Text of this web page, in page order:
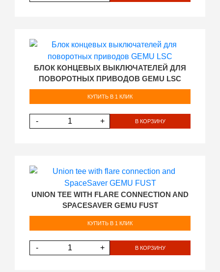
БЛОК КОНЦЕВЫХ ВЫКЛЮЧАТЕЛЕЙ ДЛЯ
ПОВОРОТНЫХ ПРИВОДОВ GEMU LSC
КУПИТЬ В 1 КЛИК
- + В КОРЗИНУ
UNION TEE WITH FLARE CONNECTION AND
SPACESAVER GEMU FUST
КУПИТЬ В 1 КЛИК
- + В КОРЗИНУ